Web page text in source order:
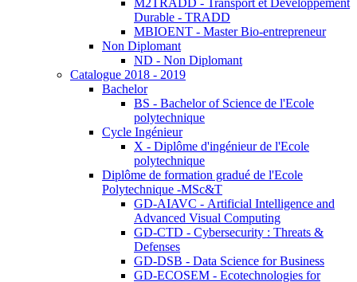
M2TRADD - Transport et Développement
Durable - TRADD
MBIOENT - Master Bio-entrepreneur
Non Diplomant
ND - Non Diplomant
Catalogue 2018 - 2019
Bachelor
BS - Bachelor of Science de l'Ecole
polytechnique
Cycle Ingénieur
X - Diplôme d'ingénieur de l'Ecole
polytechnique
Diplôme de formation gradué de l'Ecole
Polytechnique -MSc&T
GD-AIAVC - Artificial Intelligence and
Advanced Visual Computing
GD-CTD - Cybersecurity : Threats &
Defenses
GD-DSB - Data Science for Business
GD-ECOSEM - Ecotechnologies for